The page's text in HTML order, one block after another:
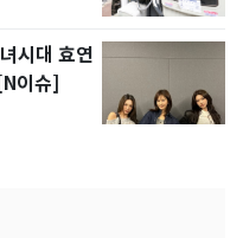
시대 효연
이슈]